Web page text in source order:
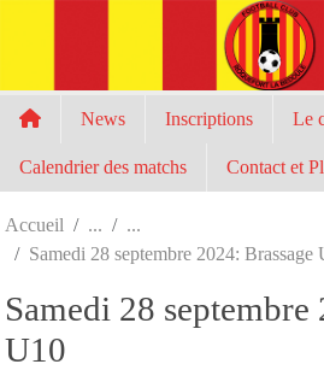
News Inscriptions Le
Calendrier des matchs Contact et
Accueil
Samedi 28 septembre 2024: Brassage
Samedi 28 septembre
U10
Panneau de gestion des cookies